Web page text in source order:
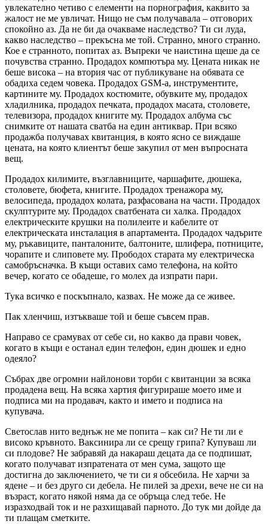
увлекателно четиво с елементи на порнография, каквито за
жалост не ме увличат. Нищо не съм получавала – отговорих
спокойно аз. Да не би да очакваме наследство? Ти си луда,
какво наследство – прекъсна ме той. Странно, много странно.
Кое е странното, попитах аз. Въпреки че наистина щеше да се
почувства странно. Продадох компютъра му. Цената никак не
беше висока – на втория час от публикуване на обявата се
обадиха седем човека. Продадох GSM-а, инструментите,
картините му. Продадох костюмите, обувките му, продадох
хладилника, продадох печката, продадох масата, столовете,
телевизора, продадох книгите му. Продадох албума със
снимките от нашата сватба на един антиквар. При всяко
продажба получавах квитанция, в която ясно се виждаше
цената, на която клиентът беше закупил от мен въпросната
вещ.
Продадох килимите, възглавниците, чаршафите, дюшека,
столовете, бюфета, книгите. Продадох тренажора му,
велосипеда, продадох колата, разфасована на части. Продадох
скулптурите му. Продадох сватбената си халка. Продадох
електрическите крушки на полилеите и кабелите от
електрическата инсталация в апартамента. Продадох чадърите
му, ръкавиците, панталоните, балтоните, шлифера, потниците,
чорапите и слиповете му. Прободох старата му електрическа
самобръсначка. В къщи оставих само телефона, на който
вечер, когато се обадеше, го молех да изпрати пари.
Тука всичко е поскъпнало, казвах. Не може да се живее.
Пак хленчиш, изтъкваше той и беше съвсем прав.
Направо се срамувах от себе си, но какво да прави човек,
когато в къщи е останал един телефон, един дюшек и едно
одеяло?
Събрах две огромни найлонови торби с квитанции за всяка
продадена вещ. На всяка хартия фигурираше моето име и
подписа ми на продавач, както и името и подписа на
купувача.
Светослав нито веднъж не ме попита – как си? Не ти ли е
високо кръвното. Ваксинира ли се срещу грипа? Купуваш ли
си плодове? Не забравяй да накараш децата да се подпишат,
когато получават изпратената от мен сума, защото ще
достигна до заключението, че ти си я обсебила. Не харчи за
ядене – и без друго си дебела. Не пилей за дрехи, вече не си на
възраст, когато някой няма да се обръща след тебе. Не
изразходвай ток и не разхищавай парното. До тук ми дойде да
ти плащам сметките.